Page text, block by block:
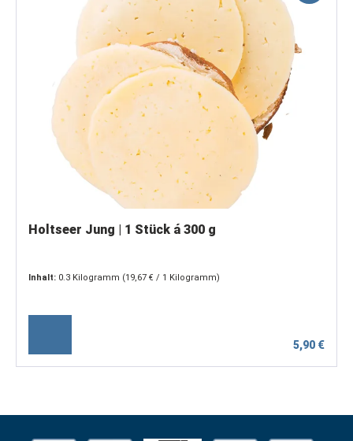
Holtseer Jung | 1 Stück á 300 g
Inhalt: 0.3 Kilogramm (19,67 € / 1 Kilogramm)
5,90 €